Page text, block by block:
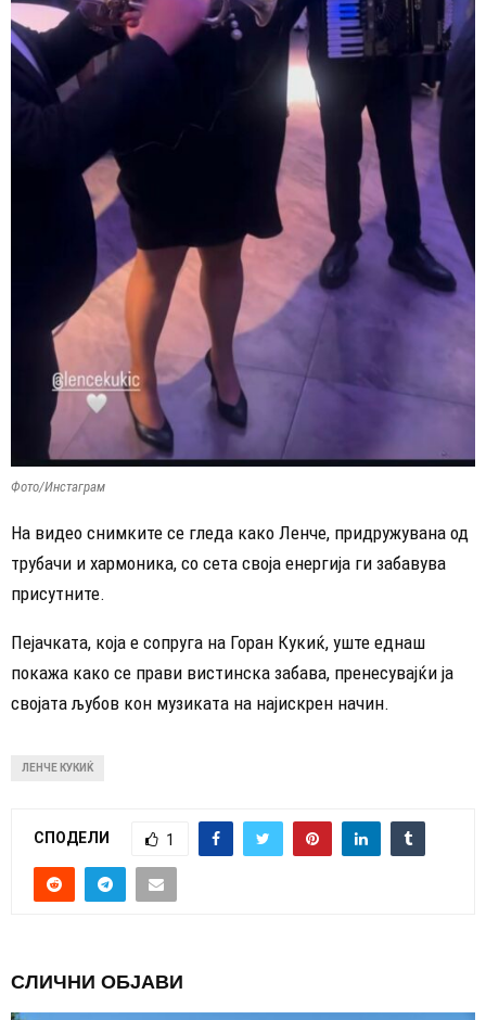
Фото/Инстаграм
На видео снимките се гледа како Ленче, придружувана од
трубачи и хармоника, со сета своја енергија ги забавува
присутните.
Пејачката, која е сопруга на Горан Кукиќ, уште еднаш
покажа како се прави вистинска забава, пренесувајќи ја
својата љубов кон музиката на најискрен начин.
ЛЕНЧЕ КУКИЌ
СПОДЕЛИ 1
СЛИЧНИ ОБЈАВИ